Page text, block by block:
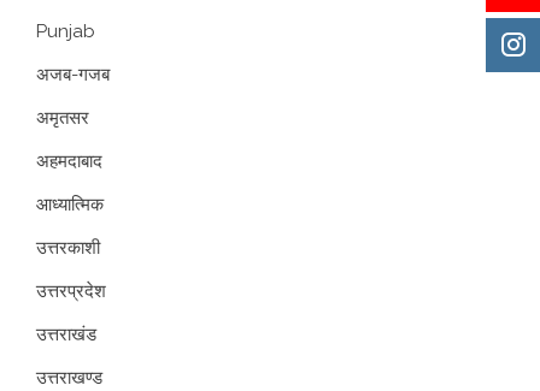
Punjab
अजब-गजब
अमृतसर
अहमदाबाद
आध्यात्मिक
उत्तरकाशी
उत्तरप्रदेश
उत्तराखंड
उत्तराखण्ड